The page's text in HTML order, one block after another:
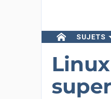
SUJETS